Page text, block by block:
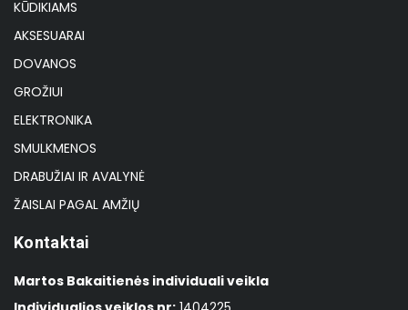
KŪDIKIAMS
AKSESUARAI
DOVANOS
GROŽIUI
ELEKTRONIKA
SMULKMENOS
DRABUŽIAI IR AVALYNĖ
ŽAISLAI PAGAL AMŽIŲ
Kontaktai
Martos Bakaitienės individuali veikla